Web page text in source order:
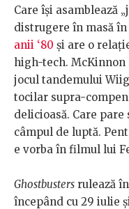
Care îşi asamblează
distrugere în masă
anii ‘80 şi are o
high-tech. McKinnon
jocul tandemului
tocilar supra-
delicioasă. Care
câmpul de luptă.
e vorba în filmul lui
Ghostbusters rulează
începând cu 29 iulie